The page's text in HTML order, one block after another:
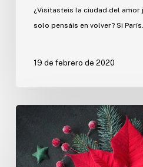
¿Visitasteis la ciudad del amor
solo pensáis en volver? Si
19 de febrero de 2020
razones
casarse